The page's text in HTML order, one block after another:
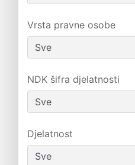
Vrsta pravne osobe
NDK šifra djelatnosti
Djelatnost